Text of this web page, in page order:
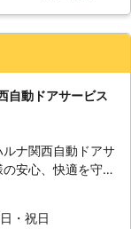
！】 国産車や輸
開錠は自信をもっ
で、国産一般キー
ットイン開錠の作
30分程度となって
ら開錠作業を行っ
無くしてしまっ
てしまった場合も
を致しますので紛
望の方もロックワ
。
自動ドアサービス
ナ関西自動ドアサ
安心、快適を守る
サービスを通して
切なものを守る
・祝日